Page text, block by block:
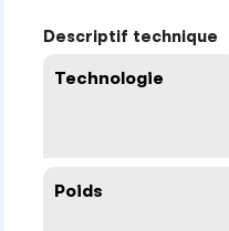
Descriptif technique
Technologie
Poids